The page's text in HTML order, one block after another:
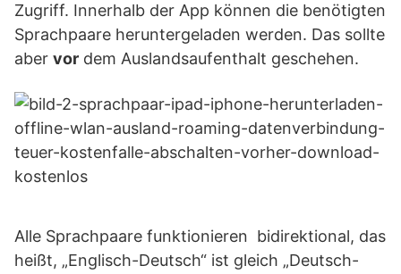
Zugriff. Innerhalb der App können die benötigten
Sprachpaare heruntergeladen werden. Das sollte
aber vor dem Auslandsaufenthalt geschehen.
Alle Sprachpaare funktionieren bidirektional, das
heißt, „Englisch-Deutsch“ ist gleich „Deutsch-